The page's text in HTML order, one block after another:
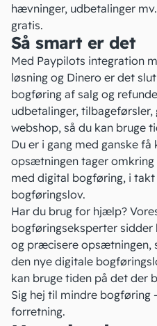
hævninger, udbetalinger
gratis.
Så smart er det
Med Paypilots integration
løsning og Dinero er det
bogføring af salg og
udbetalinger,
webshop, så du kan bruge
Du er i gang med ganske
opsætningen tager
med digital bogføring, i
bogføringslov.
Har du brug for hjælp?
bogføringseksperter
og præcisere opsætningen,
den nye digitale
kan bruge tiden på det der
Sig hej til mindre bogføring
forretning.